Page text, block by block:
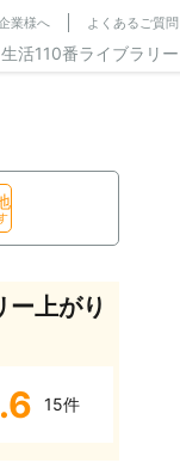
業様へ よくあるご質問
生活110番ライブラリー
ー上がり
15件